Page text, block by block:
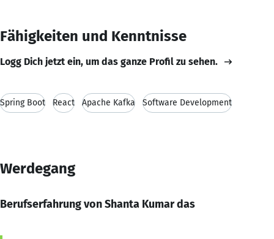
Fähigkeiten und Kenntnisse
Logg Dich jetzt ein, um das ganze Profil zu sehen.
Spring Boot React Apache Kafka Software Development
Werdegang
Berufserfahrung von Shanta Kumar das